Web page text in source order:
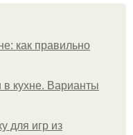
как правильно
в кухне. Варианты
для игр из